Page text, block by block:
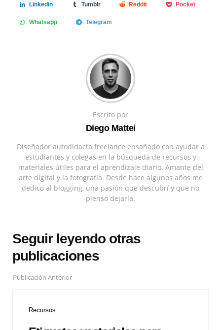
Linkedin Tumblr Reddit Pocket
Whatsapp Telegram
Escrito por
Diego Mattei
Diseñador autodidacta freelance ensañado con ayudar a
estudiantes y colegas en la búsqueda de recursos y
materiales útiles para el aprendizaje diario. Amante del
arte digital y la fotografía. Desde hace algunos años me
dedico al blogging, una pasión que descubrí y que no
pienso dejarla.
Seguir leyendo otras
publicaciones
Publicación Anterior
Recursos